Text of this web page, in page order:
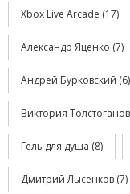
Xbox Live Arcade (17)
Александр Яценко (7)
Андрей Бурковский (6)
Виктория
Гель для душа (8)
Дмитрий Лысенков (7)